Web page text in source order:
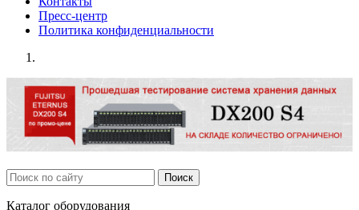
Пресс-центр
Политика конфиденциальности
Каталог оборудования